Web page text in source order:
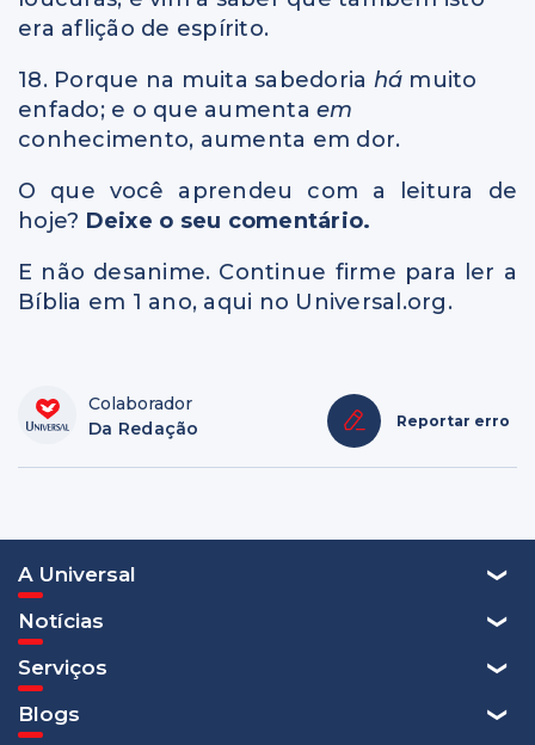
era aflição de espírito.
18. Porque na muita sabedoria há muito
enfado; e o que aumenta em
conhecimento, aumenta em dor.
O que você aprendeu com a leitura de
hoje? Deixe o seu comentário.
E não desanime. Continue firme para ler a
Bíblia em 1 ano, aqui no Universal.org.
Colaborador
Da Redação
Reportar erro
A Universal
Notícias
Serviços
Blogs